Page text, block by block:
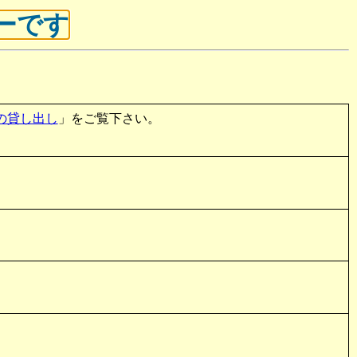
です
貸し出し 」をご覧下さい。